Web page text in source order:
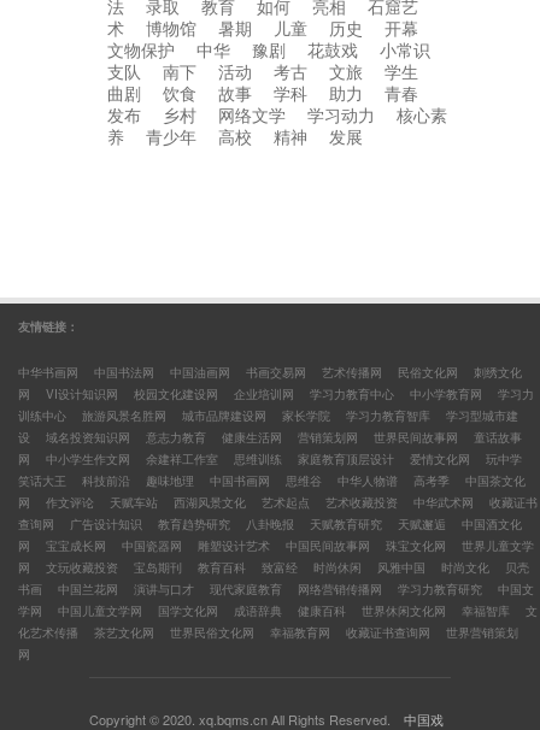
法
录取 教育 如何 亮相
石窟艺
术
博物馆 暑期 儿童 历史
开幕
文物保护
中华 豫剧 花鼓戏
小常识
支队
南下 活动 考古 文旅
学生
曲剧
饮食 故事 学科 助力
青春
发布
乡村 网络文学 学习动力
核心素
养
青少年 高校 精神 发展
友情链接：
中华书画网 中国书法网 中国油画网 书画交易网 艺术传播网 民俗文化网
刺绣文化
网
VI设计知识网 校园文化建设网 企业培训网 学习力教育中心 中小学教育网
学习力
训练中心
旅游风景名胜网 城市品牌建设网 家长学院 学习力教育智库
学习型城市建
设
域名投资知识网 意志力教育 健康生活网 营销策划网 世界民间故事网
童话故事
网
中小学生作文网 余建祥工作室 思维训练 家庭教育顶层设计 爱情文化网
玩中学
笑话大王
科技前沿 趣味地理 中国书画网 思维谷 中华人物谱 高考季
中国茶文化
网
作文评论 天赋车站 西湖风景文化 艺术起点 艺术收藏投资 中华武术网
收藏证书
查询网
广告设计知识 教育趋势研究 八卦晚报 天赋教育研究 天赋邂逅
中国酒文化
网
宝宝成长网 中国瓷器网 雕塑设计艺术 中国民间故事网 珠宝文化网
世界儿童文学
网
文玩收藏投资 宝岛期刊 教育百科 致富经 时尚休闲 风雅中国 时尚文化
贝壳
书画
中国兰花网 演讲与口才 现代家庭教育 网络营销传播网 学习力教育研究
中国文
学网
中国儿童文学网 国学文化网 成语辞典 健康百科 世界休闲文化网 幸福智库
文
化艺术传播
茶艺文化网 世界民俗文化网 幸福教育网 收藏证书查询网
世界营销策划
网
Copyright © 2020. xq.bqms.cn All Rights Reserved. 中国戏